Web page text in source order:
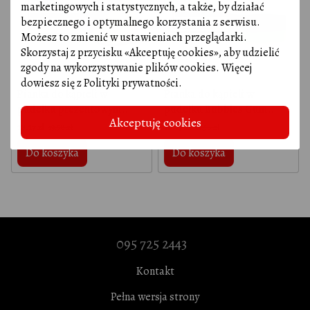
marketingowych i statystycznych, a także, by działać
bezpiecznego i optymalnego korzystania z serwisu.
Możesz to zmienić w ustawieniach przeglądarki.
Skorzystaj z przycisku «Akceptuję cookies», aby udzielić
zgody na wykorzystywanie plików cookies. Więcej
dowiesz się zPolityki prywatności.
Akceptuję cookies
Pianka do kąpieli w
pudełku prezentowym
Mr.SCRUBBER, 100 g
Do koszyka
100% ORIGINAL
pudełku Bubbles Gum
Mr.SCRUBBER
18.17 zł 19.58 zł
Do koszyka
095 725 2443
Kontakt
Pełna wersja strony